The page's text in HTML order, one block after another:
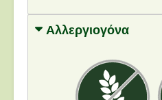
Αλλεργιογόνα